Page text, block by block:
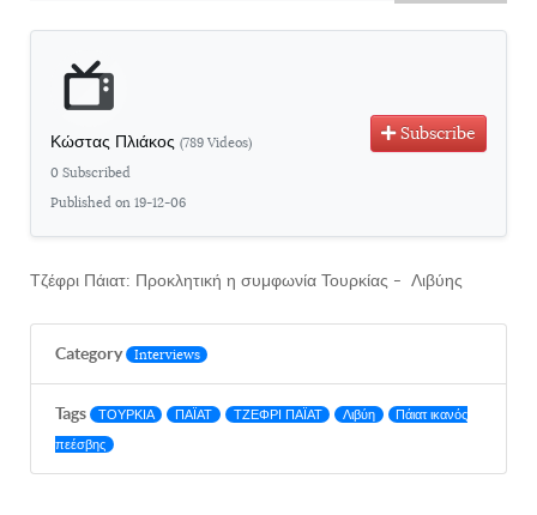
Κώστας Πλιάκος (789 Videos)
0 Subscribed
Published on 19-12-06
Subscribe
Τζέφρι Πάιατ: Προκλητική η συμφωνία Τουρκίας - Λιβύης
Category Interviews
Tags ΤΟΥΡΚΙΑ ΠΑΪΑΤ ΤΖΕΦΡΙ ΠΑΪΑΤ Λιβύη
Πάιατ ικανός
πεέσβης